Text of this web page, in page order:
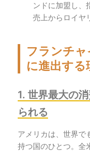
ンドに加盟し、
売上からロイヤ
フランチ
に進出する
1. 世界最大の
られる
アメリカは、世界で
持つ国のひとつ。全